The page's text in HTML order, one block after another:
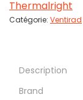
Thermalright
Catégorie: Ventirad
Description
Brand